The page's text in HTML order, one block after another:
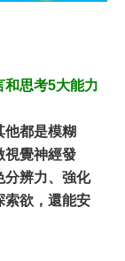
和思考5大能力
他都是模糊
視覺神經發
分辨力、強化
索欲，還能安